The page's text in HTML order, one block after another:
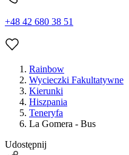
+48 42 680 38 51
Rainbow
Wycieczki Fakultatywne
Kierunki
Hiszpania
Teneryfa
La Gomera - Bus
Udostępnij